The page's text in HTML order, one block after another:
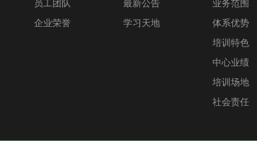
员工团队
企业荣誉
最新公告
学习天地
业务范围
体系优势
培训特色
中心业绩
培训场地
社会责任